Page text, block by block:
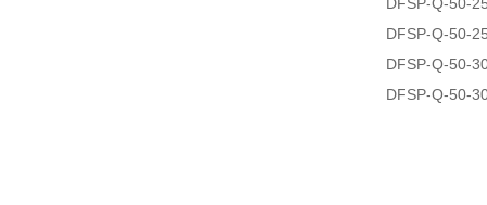
DFSP-Q-50-
DFSP-Q-50-
DFSP-Q-50-